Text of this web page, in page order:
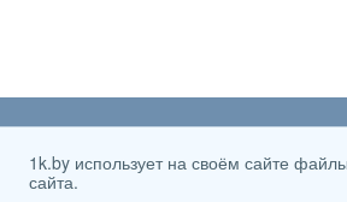
1k.by использует на своём сайте
сайта.
Популярные категории
Ноутбуки